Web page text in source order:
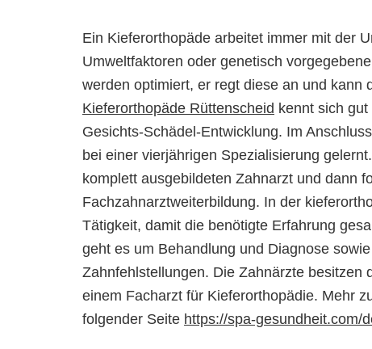
Ein Kieferorthopäde arbeitet immer mit der
Umweltfaktoren oder genetisch
werden optimiert, er regt diese an und kann
Kieferorthopäde Rüttenscheid kennt sich
Gesichts-Schädel-Entwicklung. Im
bei einer vierjährigen Spezialisierung
komplett ausgebildeten Zahnarzt und dann
Fachzahnarztweiterbildung. In der
Tätigkeit, damit die benötigte Erfahrung
geht es um Behandlung und Diagnose
Zahnfehlstellungen. Die Zahnärzte besitzen
einem Facharzt für Kieferorthopädie. Mehr
folgender Seite https://spa-gesundheit.com/